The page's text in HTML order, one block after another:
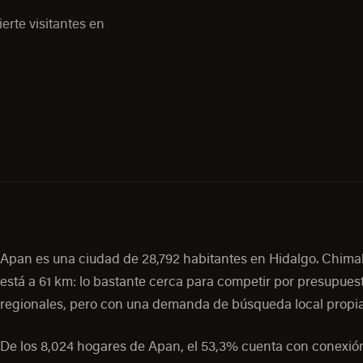
visitantes en
Apan es una ciudad de 28,792 habitantes en Hidalgo.
está a 61 km: lo bastante cerca para competir por
regionales, pero con una demanda de búsqueda local
De los 8,024 hogares de Apan, el 53,3% cuenta con